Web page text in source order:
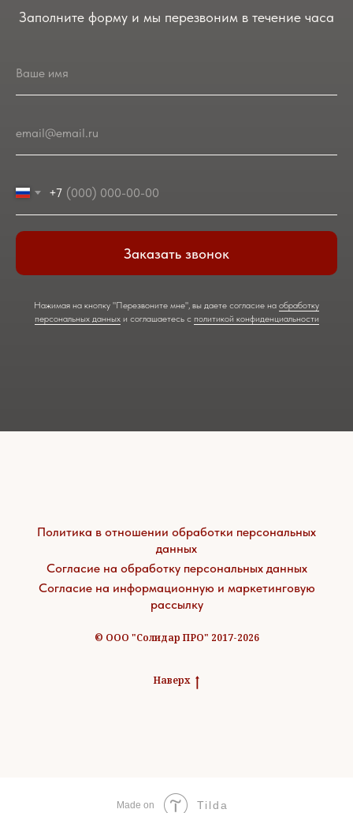
Заполните форму и мы перезвоним в течение часа
Ваше имя
email@email.ru
+7
Заказать звонок
Нажимая на кнопку "Перезвоните мне", вы даете согласие на обработку
персональных данныхи соглашаетесь c политикой конфиденциальности
Политика в отношении обработки персональных
данных
Согласие на обработку персональных данных
Согласие на информационную и маркетинговую
рассылку
© ООО "Солидар ПРО" 2017-2026
Наверх
Made on Tilda